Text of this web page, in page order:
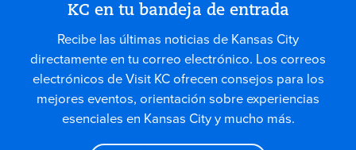
KC en tu bandeja de entrada
Recibe las últimas noticias de Kansas City
directamente en tu correo electrónico. Los correos
electrónicos de Visit KC ofrecen consejos para los
mejores eventos, orientación sobre experiencias
esenciales en Kansas City y mucho más.